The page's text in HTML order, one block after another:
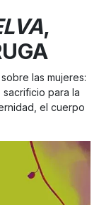
,
las mujeres:
para la
el cuerpo